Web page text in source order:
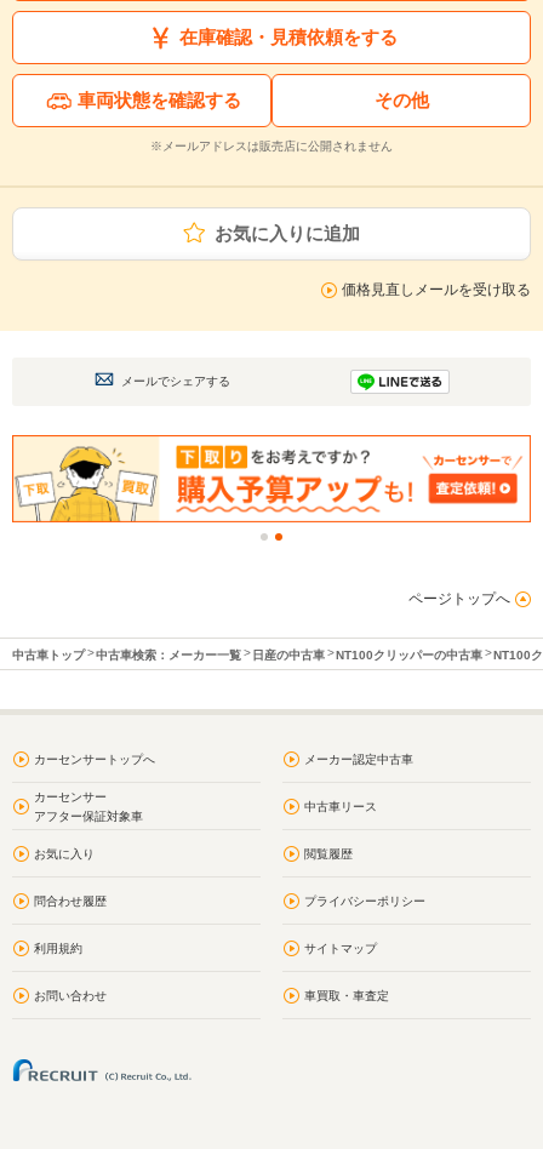
在庫確認・見積依頼をする
車両状態を確認する その他
※メールアドレスは販売店に公開されません
お気に入りに追加
価格見直しメールを受け取る
メールでシェアする
ページトップへ
中古車トップ 中古車検索：メーカー一覧 日産の中古車 NT100クリッパーの中古車 NT100
カーセンサートップへ メーカー認定中古車
カーセンサー
アフター保証対象車
中古車リース
お気に入り 閲覧履歴
問合わせ履歴 プライバシーポリシー
利用規約 サイトマップ
お問い合わせ 車買取・車査定